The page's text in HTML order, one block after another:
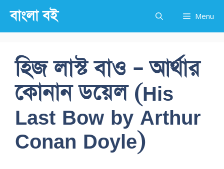
content
বাংলা বই Menu
হিজ লাস্ট বাও – আর্থার
কোনান ডয়েল (His
Last Bow by Arthur
Conan Doyle)